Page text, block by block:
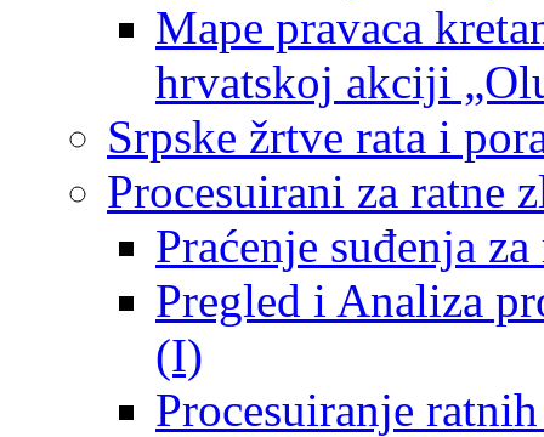
Mape pravaca
hrvatskoj akciji
Srpske žrtve rata i
Procesuirani za ratne
Praćenje suđenja
Pregled i Analiza
(I)
Procesuiranje